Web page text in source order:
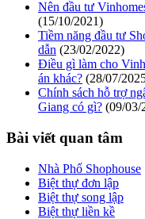
Nên đầu tư
(15/10/2021)
Tiềm năng đầu tư
dẫn (23/02/2022)
Điều gì làm cho
án khác? (28/07/
Chính sách hỗ trợ
Giang có gì? (09/03/
Bài viết quan tâm
Nhà Phố Shophouse
Biệt thự đơn lập
Biệt thự song lập
Biệt thự liền kề